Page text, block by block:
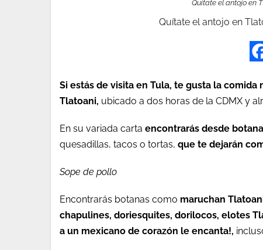
Quítate el antojo en
Quítate el antojo en
Si estás de visita en Tula, te gusta la
Tlatoani, ubicado a dos horas de la CDMX y
En su variada carta encontrarás desde
quesadillas, tacos o tortas, que te dejarán
Sope de pollo
Encontrarás botanas como maruchan
chapulines, doriesquites, dorilocos, elotes
a un mexicano de corazón le encanta!,